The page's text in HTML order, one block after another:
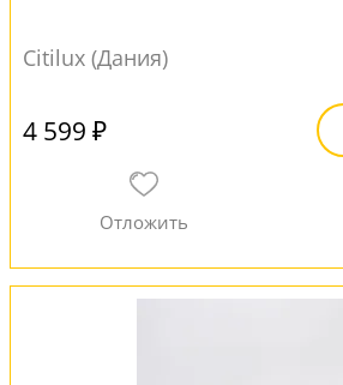
Citilux (Дания)
4 599 ₽